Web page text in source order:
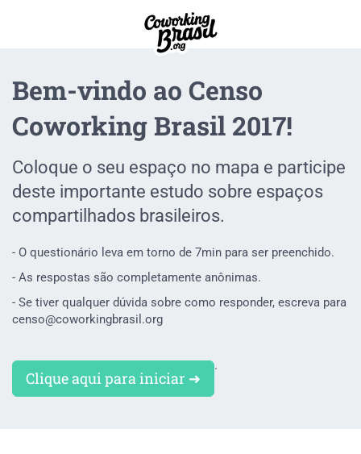
Bem-vindo ao Censo
Coworking Brasil 2017!
Coloque o seu espaço no mapa e participe
deste importante estudo sobre espaços
compartilhados brasileiros.
- O questionário leva em torno de 7min para ser preenchido.
- As respostas são completamente anônimas.
- Se tiver qualquer dúvida sobre como responder, escreva para
censo@coworkingbrasil.org
Clique aqui para iniciar ➜
.